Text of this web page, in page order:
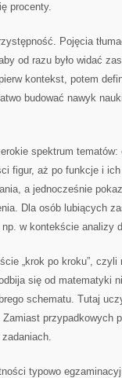
procenty.
Pojęcia
od razu było widać
kontekst, potem
budować nawyk
spektrum
figur, aż po funkcje i
a jednocześnie
Dla osób lubiących
w kontekście analizy
„krok po kroku”,
się od matematyki
schematu. Tutaj
przypadkowych
typowo